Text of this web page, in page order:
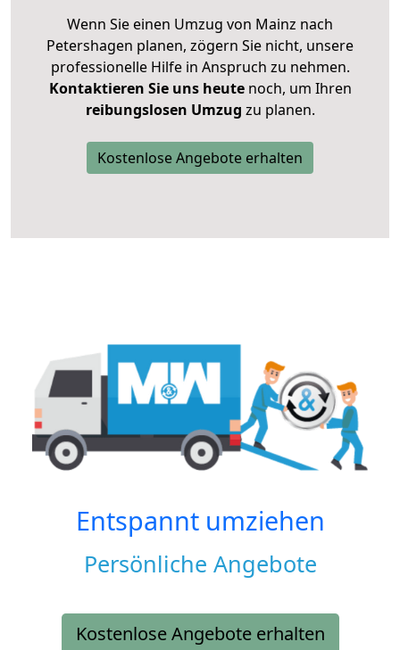
Wenn Sie einen Umzug von Mainz nach
Petershagen planen, zögern Sie nicht, unsere
professionelle Hilfe in Anspruch zu nehmen.
Kontaktieren Sie uns heutenoch, um Ihren
reibungslosen Umzug zu planen.
Kostenlose Angebote erhalten
Entspannt umziehen
Persönliche Angebote
Kostenlose Angebote erhalten